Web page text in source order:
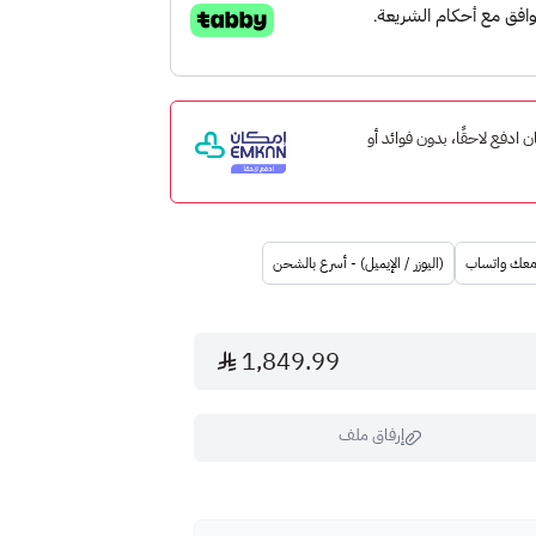
إمكان ادفع لاحقًا، بدون فوائد أو
واتساب (اليوزر / الإيميل) - أسرع بالشحن
1,849.99
إرفاق ملف